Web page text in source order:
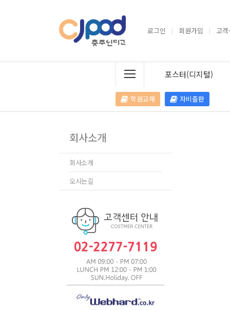
로그인 회원가입 고
포스터(디지털)
학원교재 자비출판
회사소개
회사소개
오시는길